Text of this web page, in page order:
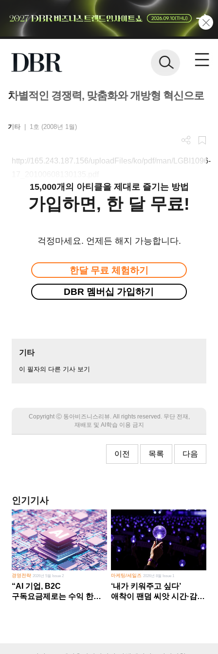
차별적인 경쟁력, 맞춤화와 개방형 혁신으로
기타 1호 (2008년 1월)
http://165.243.187.156/uploadFiles/ko/pdf/man/LGBI1096-
15,000개의 아티클을 제대로 즐기는 방법
가입하면, 한 달 무료!
걱정마세요. 언제든 해지 가능합니다.
한달 무료 체험하기
DBR 멤버십 가입하기
기타
이 필자의 다른 기사 보기
Copyright Ⓒ 동아비즈니스리뷰. All rights reserved. 무단 전재,
재배포 및 AI학습 이용 금지
이전 목록 다음
인기기사
경영전략 2026년 5월 Issue 2
“AI 기업, B2C
구독요금제로는 수익 한계
마케팅/세일즈 2026년 8월 Issue 1
‘내가 키워주고 싶다’
애착이 팬덤 씨앗 시간·감정